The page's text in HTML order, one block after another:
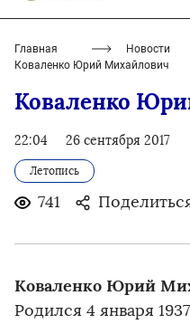
Главная
Новости
Коваленко Юрий Михайлович
Коваленко
22:04 26 сентября 2017
Летопись
741
Коваленко Юрий
Родился 4 января